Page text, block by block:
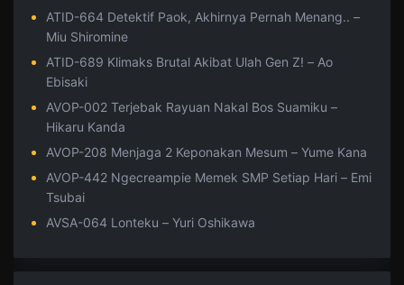
ATID-664 Detektif Paok, Akhirnya Pernah Menang.. –
Miu Shiromine
ATID-689 Klimaks Brutal Akibat Ulah Gen Z! – Ao
Ebisaki
AVOP-002 Terjebak Rayuan Nakal Bos Suamiku –
Hikaru Kanda
AVOP-208 Menjaga 2 Keponakan Mesum – Yume Kana
AVOP-442 Ngecreampie Memek SMP Setiap Hari – Emi
Tsubai
AVSA-064 Lonteku – Yuri Oshikawa